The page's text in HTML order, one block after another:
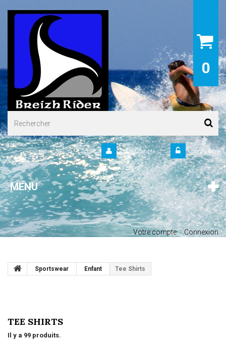
0
Connexion
Votre Compte
MENU
Votre compte Connexion
Sportswear Enfant Tee Shirts
TEE SHIRTS
Il y a 99 produits.